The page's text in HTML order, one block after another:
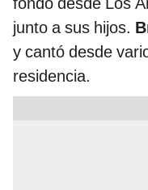
junto a sus hijos.
y cantó desde
residencia.